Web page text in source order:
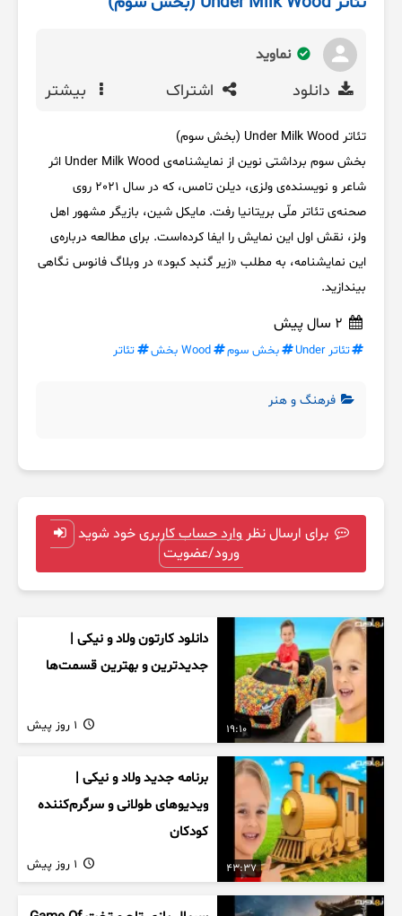
نماوید
دانلود اشتراک بیشتر
تئاتر Under Milk Wood (بخش سوم)
بخش سوم برداشتی نوین از نمایشنامه‌ی Under Milk Wood اثر
شاعر و نویسنده‌ی ولزی، دیلن تامس، که در سال 2021 روی
صحنه‌ی تئاتر ملّی بریتانیا رفت. مایکل شین، بازیگر مشهور اهل
ولز، نقش اول این نمایش را ایفا کرده‌است. برای مطالعه درباره‌ی
این نمایشنامه، به مطلب «زیر گنبد کبود» در وبلاگ فانوس نگاهی
بیندازید.
تئاتر Under بخش سوم Wood بخش تئاتر
فرهنگ و هنر
برای ارسال نظر وارد حساب کاربری خود شوید
ورود/عضویت
19:10
دانلود کارتون ولاد و نیکی |
جدیدترین و بهترین قسمت‌ها
43:37
برنامه جدید ولاد و نیکی |
ویدیوهای طولانی و سرگرم‌کننده
کودکان